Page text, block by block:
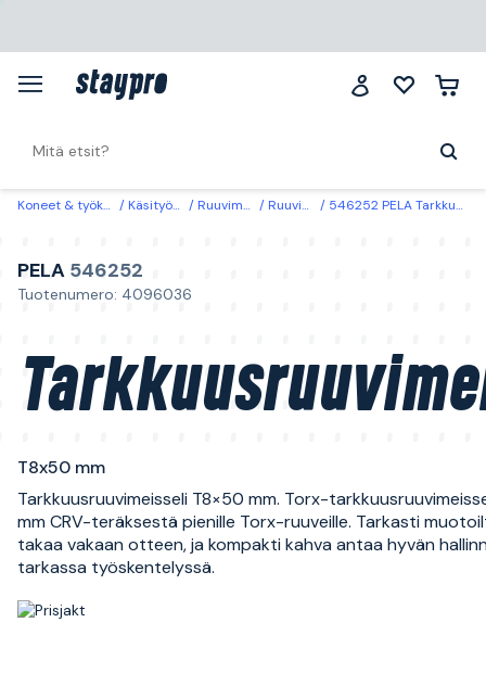
Koneet & työkalut Käsityökalut Ruuvimeisselit Ruuvimeisselit 546252 PELA Tarkkuusruuvimeisseli T8x50 mm
PELA 546252
Tuotenumero: 4096036
T8x50 mm
Tarkkuusruuvimeisseli T8×50 mm. Torx-
mm CRV-teräksestä pienille Torx-ruuveille. Tarkasti
takaa vakaan otteen, ja kompakti kahva antaa hyvän
tarkassa työskentelyssä.